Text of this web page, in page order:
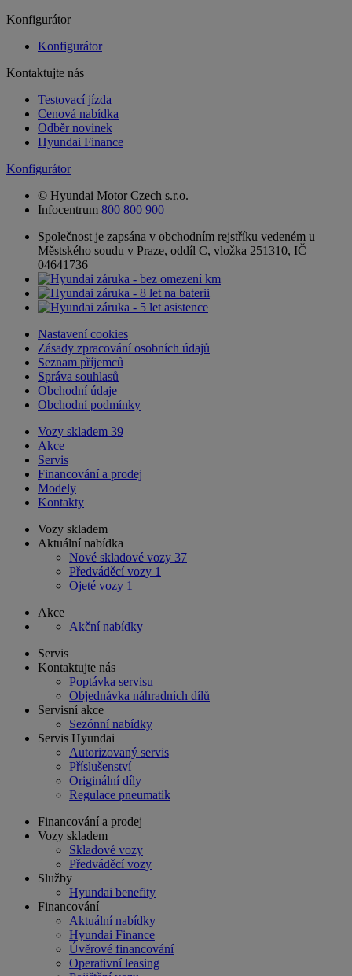
Konfigurátor
Konfigurátor
Kontaktujte nás
Testovací jízda
Cenová nabídka
Odběr novinek
Hyundai Finance
Konfigurátor
© Hyundai Motor Czech s.r.o.
Infocentrum 800 800 900
Společnost je zapsána v obchodním rejstříku vedeném u
Městského soudu v Praze, oddíl C, vložka 251310, IČ
04641736
Nastavení cookies
Zásady zpracování osobních údajů
Seznam příjemců
Správa souhlasů
Obchodní údaje
Obchodní podmínky
Vozy skladem 39
Akce
Servis
Financování a prodej
Modely
Kontakty
Vozy skladem
Aktuální nabídka
Nové skladové vozy 37
Předváděcí vozy 1
Ojeté vozy 1
Akce
Akční nabídky
Servis
Kontaktujte nás
Poptávka servisu
Objednávka náhradních dílů
Servisní akce
Sezónní nabídky
Servis Hyundai
Autorizovaný servis
Příslušenství
Originální díly
Regulace pneumatik
Financování a prodej
Vozy skladem
Skladové vozy
Předváděcí vozy
Služby
Hyundai benefity
Financování
Aktuální nabídky
Hyundai Finance
Úvěrové financování
Operativní leasing